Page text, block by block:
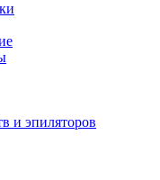
и эпиляторов